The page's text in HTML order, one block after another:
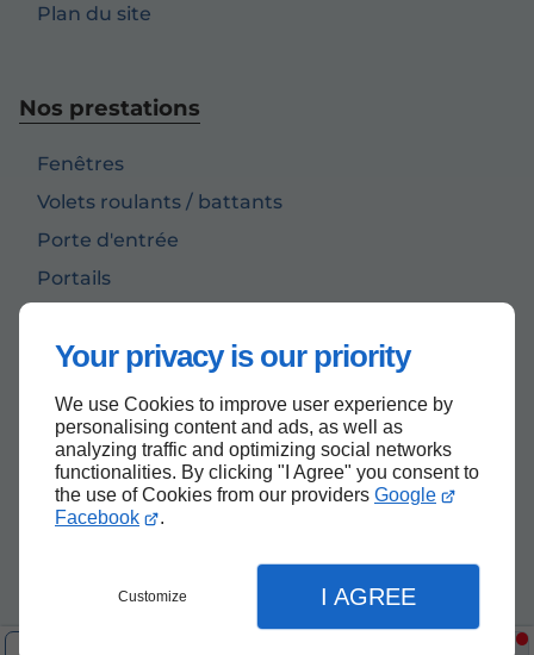
Your privacy is our priority
We use Cookies to improve user experience by
personalising content and ads, as well as
analyzing traffic and optimizing social networks
functionalities. By clicking "I Agree" you consent to
the use of Cookies from our providers Google
Facebook
.
Customize I AGREE
Plan du site
Nos prestations
Fenêtres
Volets roulants / battants
Porte d'entrée
Portails
Haut de page